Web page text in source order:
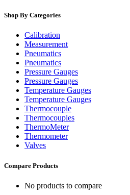
Shop By Categories
Calibration
Measurement
Pneumatics
Pneumatics
Pressure Gauges
Pressure Gauges
Temperature Gauges
Temperature Gauges
Thermocouple
Thermocouples
ThermoMeter
Thermometer
Valves
Compare Products
No products to compare